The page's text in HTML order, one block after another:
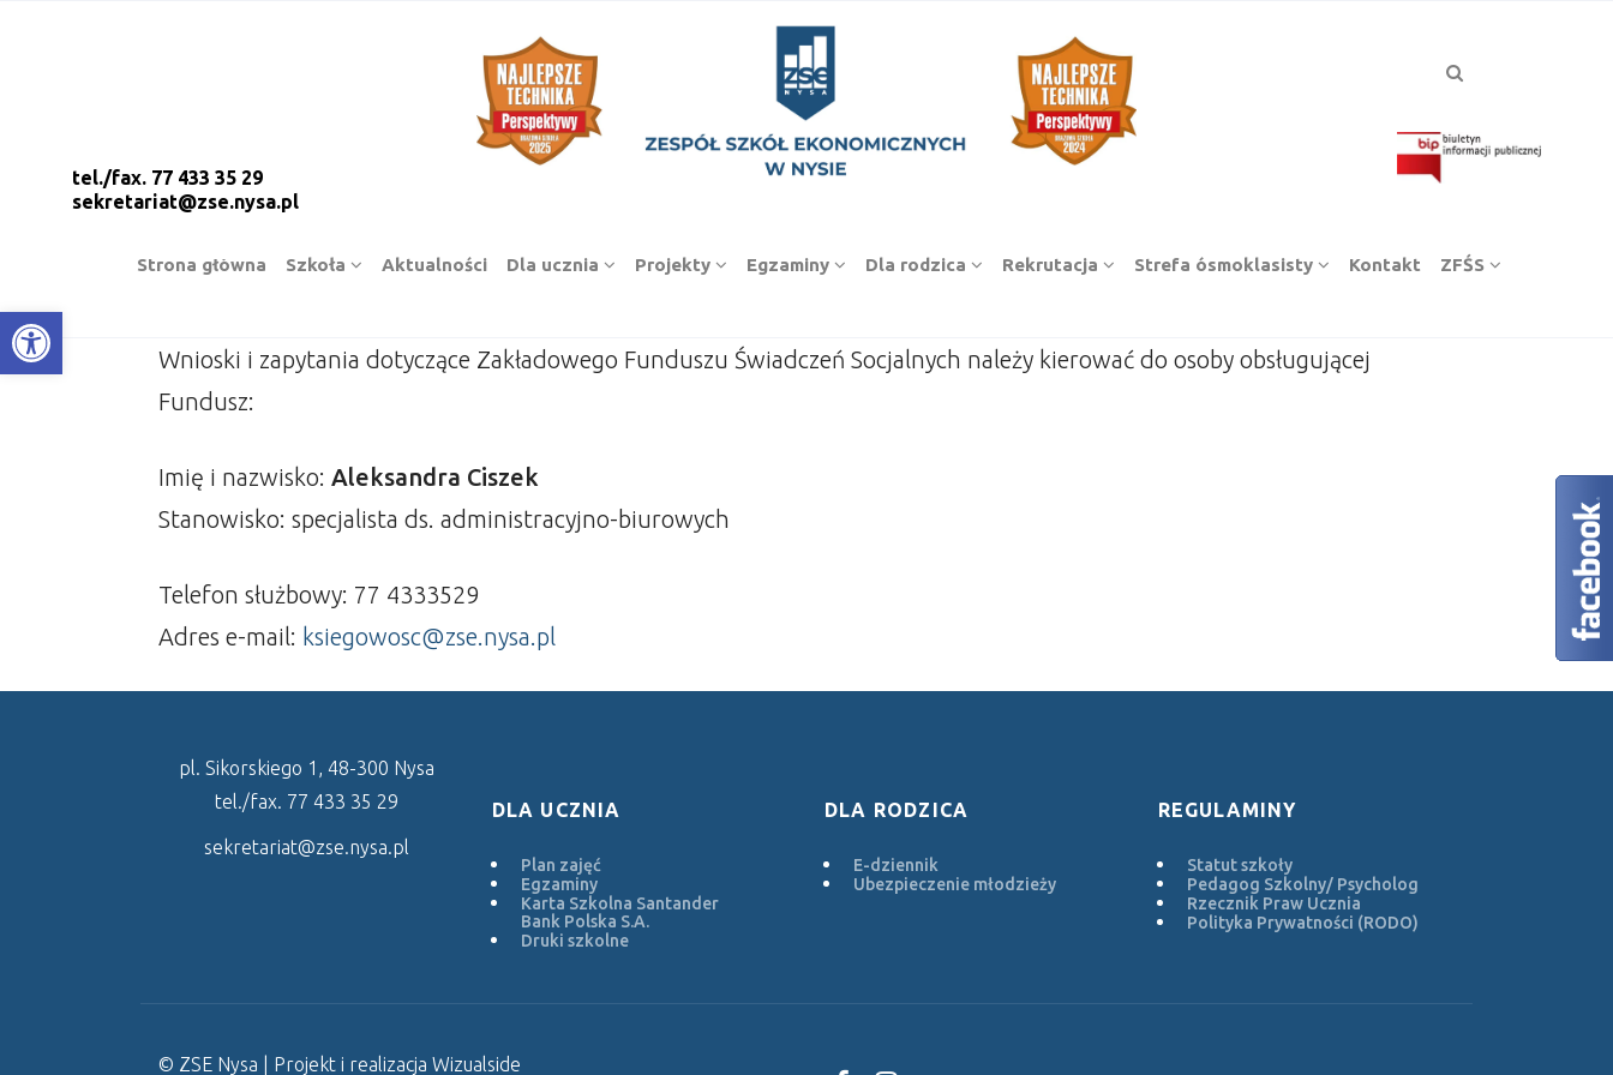
Open toolbar
Strona główna Szkoła Aktualności Dla ucznia Projekty Egzaminy Dla rodzica Rekrutacja Strefa ósmoklasisty Kontakt ZFŚS
Wnioski i zapytania dotyczące Zakładowego Funduszu Świadczeń Socjalnych należy kierować do osoby obsługującej
Fundusz:
Imię i nazwisko: Aleksandra Ciszek
Stanowisko: specjalista ds. administracyjno-biurowych
Telefon służbowy: 77 4333529
Adres e-mail: ksiegowosc@zse.nysa.pl
pl. Sikorskiego 1, 48-300 Nysa
tel./fax. 77 433 35 29
sekretariat@zse.nysa.pl
DLA UCZNIA
Plan zajęć
Egzaminy
Karta Szkolna Santander
Bank Polska S.A.
Druki szkolne
DLA RODZICA
E-dziennik
Ubezpieczenie młodzieży
REGULAMINY
Statut szkoły
Pedagog Szkolny/ Psycholog
Rzecznik Praw Ucznia
Polityka Prywatności (RODO)
© ZSE Nysa | Projekt i realizacja Wizualside
tel./fax. 77 433 35 29
sekretariat@zse.nysa.pl